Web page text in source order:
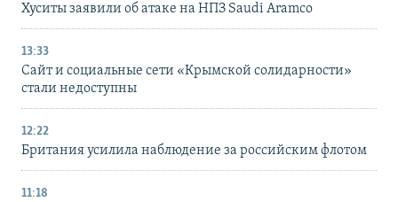
Хуситы заявили об атаке на НПЗ Saudi Aramco
13:33
Сайт и социальные сети «Крымской солидарности»
стали недоступны
12:22
Британия усилила наблюдение за российским флотом
11:18